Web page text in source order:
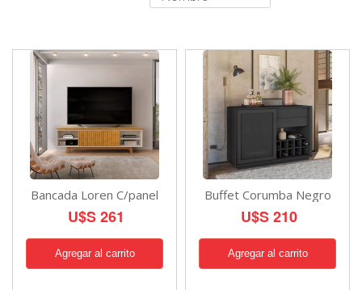
Bancada Loren C/panel
U$S 261
Buffet Corumba Negro
U$S 210